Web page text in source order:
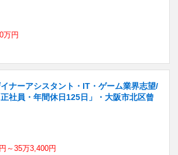
万円
ナーアシスタント・IT・ゲーム業界志望/
社員・年間休日125日」・大阪市北区曾
～35万3,400円